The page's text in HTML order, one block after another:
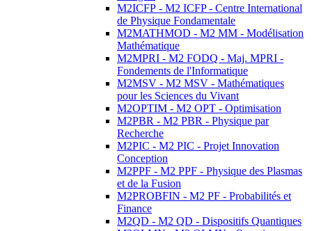
M2ICFP - M2 ICFP - Centre International
de Physique Fondamentale
M2MATHMOD - M2 MM - Modélisation
Mathématique
M2MPRI - M2 FODQ - Maj. MPRI -
Fondements de l'Informatique
M2MSV - M2 MSV - Mathématiques
pour les Sciences du Vivant
M2OPTIM - M2 OPT - Optimisation
M2PBR - M2 PBR - Physique par
Recherche
M2PIC - M2 PIC - Projet Innovation
Conception
M2PPF - M2 PPF - Physique des Plasmas
et de la Fusion
M2PROBFIN - M2 PF - Probabilités et
Finance
M2QD - M2 QD - Dispositifs Quantiques